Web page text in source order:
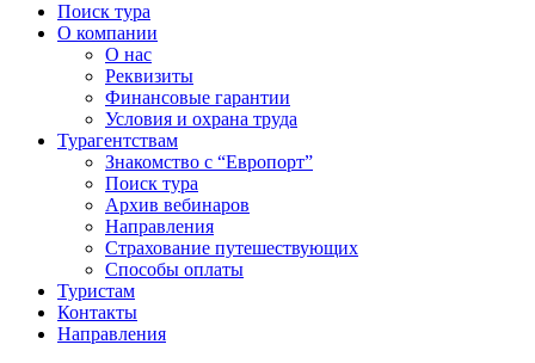
Поиск тура
О компании
О нас
Реквизиты
Финансовые гарантии
Условия и охрана труда
Турагентствам
Знакомство с “Европорт”
Поиск тура
Архив вебинаров
Направления
Страхование путешествующих
Способы оплаты
Туристам
Контакты
Направления